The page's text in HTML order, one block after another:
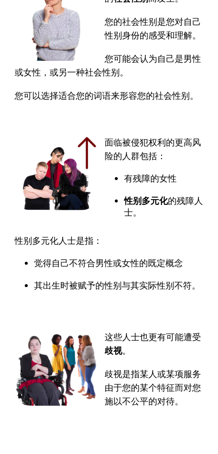
您的社会性别是您对自己
性别身份的感受和理解。
您可能会认为自己是男性
或女性，或另一种社会性别。
您可以选择适合您的词语来形容您的社会性别。
面临被侵犯权利的更高风
险的人群包括：
有残障的女性
性别多元化的残障人
士。
性别多元化人士是指：
觉得自己不符合男性或女性的既定概念
其出生时被赋予的性别与其实际性别不符。
这些人士也更有可能遭受
歧视。
歧视是指某人或某项服务
由于您的某个特征而对您
施以不公平的对待。